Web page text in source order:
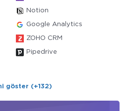
Notion
Google Analytics
ZOHO CRM
Pipedrive
göster (+132)